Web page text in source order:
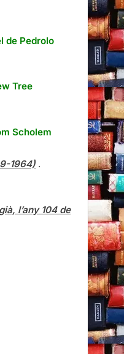
de Pedrolo
Tree
Scholem
1964) .
l’any 104 de